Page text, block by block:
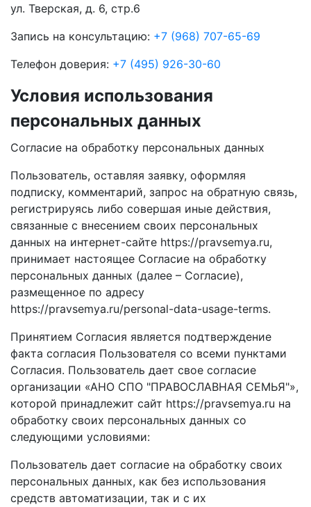
ул. Тверская, д. 6, стр.6
Запись на консультацию: +7 (968) 707-65-69
Телефон доверия: +7 (495) 926-30-60
Условия использования
персональных данных
Согласие на обработку персональных данных
Пользователь, оставляя заявку, оформляя
подписку, комментарий, запрос на обратную связь,
регистрируясь либо совершая иные действия,
связанные с внесением своих персональных
данных на интернет-сайте https://pravsemya.ru,
принимает настоящее Согласие на обработку
персональных данных (далее – Согласие),
размещенное по адресу
https://pravsemya.ru/personal-data-usage-terms.
Принятием Согласия является подтверждение
факта согласия Пользователя со всеми пунктами
Согласия. Пользователь дает свое согласие
организации «АНО СПО "ПРАВОСЛАВНАЯ СЕМЬЯ"»,
которой принадлежит сайт https://pravsemya.ru на
обработку своих персональных данных со
следующими условиями:
Пользователь дает согласие на обработку своих
персональных данных, как без использования
средств автоматизации, так и с их